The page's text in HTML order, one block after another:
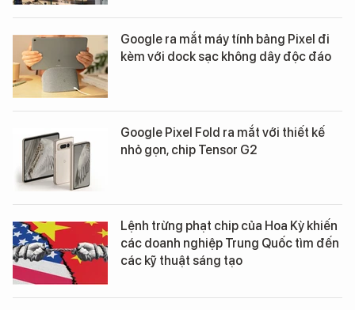
Google ra mắt máy tính bảng Pixel đi
kèm với dock sạc không dây độc đáo
Google Pixel Fold ra mắt với thiết kế
nhỏ gọn, chip Tensor G2
Lệnh trừng phạt chip của Hoa Kỳ khiến
các doanh nghiệp Trung Quốc tìm đến
các kỹ thuật sáng tạo